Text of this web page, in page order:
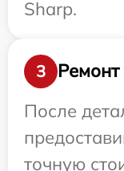
Sharp.
3
Ремонт
После
точную